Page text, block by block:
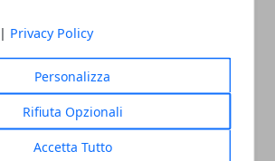
| Privacy Policy
Personalizza
Rifiuta Opzionali
Accetta Tutto
Articolo Successivo
Bologna, allerta truffe:
anziani nel mirino e un